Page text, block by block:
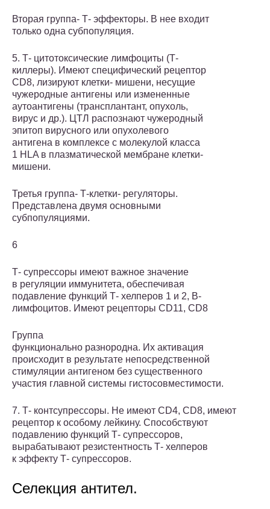
Вторая группа- Т- эффекторы. В нее входит
только одна субпопуляция.
5. Т- цитотоксические лимфоциты (Т-
киллеры). Имеют специфический рецептор
CD8, лизируют клетки- мишени, несущие
чужеродные антигены или измененные
аутоантигены (трансплантант, опухоль,
вирус и др.). ЦТЛ распознают чужеродный
эпитоп вирусного или опухолевого
антигена в комплексе с молекулой класса
1 HLA в плазматической мембране клетки-
мишени.
Третья группа- Т-клетки- регуляторы.
Представлена двумя основными
субпопуляциями.
6
Т- супрессоры имеют важное значение
в регуляции иммунитета, обеспечивая
подавление функций Т- хелперов 1 и 2, В-
лимфоцитов. Имеют рецепторы CD11, CD8
Группа
функционально разнородна. Их активация
происходит в результате непосредственной
стимуляции антигеном без существенного
участия главной системы гистосовместимости.
7. Т- контсупрессоры. Не имеют CD4, CD8, имеют
рецептор к особому лейкину. Способствуют
подавлению функций Т- супрессоров,
вырабатывают резистентность Т- хелперов
к эффекту Т- супрессоров.
Селекция антител.